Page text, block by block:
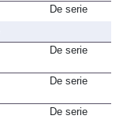
De serie
De serie
De serie
De serie